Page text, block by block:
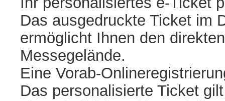
Das ausgedruckte Ticket im
ermöglicht Ihnen den
Messegelände.
Eine Vorab-
Das personalisierte Ticket